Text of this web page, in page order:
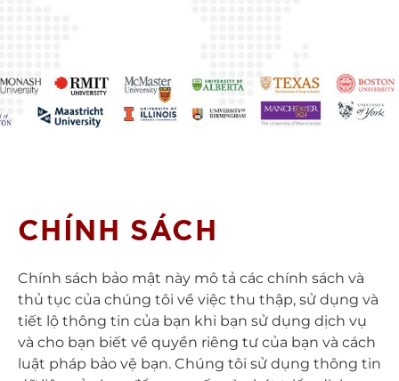
CHÍNH SÁCH
Chính sách bảo mật này mô tả các chính sách và
thủ tục của chúng tôi về việc thu thập, sử dụng và
tiết lộ thông tin của bạn khi bạn sử dụng dịch vụ
và cho bạn biết về quyền riêng tư của bạn và cách
luật pháp bảo vệ bạn. Chúng tôi sử dụng thông tin